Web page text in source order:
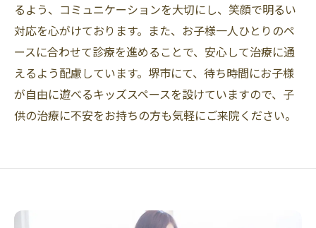
るよう、コミュニケーションを大切にし、笑顔で明るい
対応を心がけております。また、お子様一人ひとりのペ
ースに合わせて診療を進めることで、安心して治療に通
えるよう配慮しています。堺市にて、待ち時間にお子様
が自由に遊べるキッズスペースを設けていますので、子
供の治療に不安をお持ちの方も気軽にご来院ください。